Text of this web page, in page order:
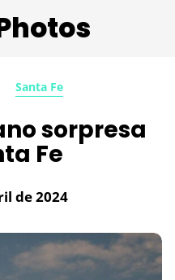
Santa Fe
sorpresa
Fe
de 2024